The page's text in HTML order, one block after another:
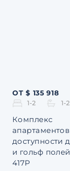
ОТ $ 135 918
1-2 1-2
Комплекс
доступности
и гольф
417P